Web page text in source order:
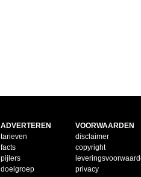
ADVERTEREN
tarieven
facts
pijlers
doelgroep
VOORWAARDEN
disclaimer
copyright
privacy